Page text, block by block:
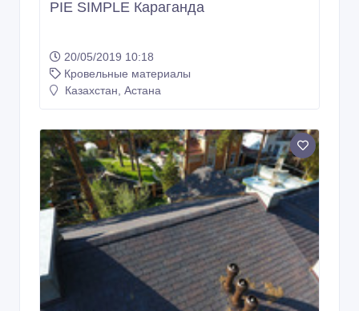
PIE SIMPLE Караганда
20/05/2019 10:18
Кровельные материалы
Казахстан, Астана